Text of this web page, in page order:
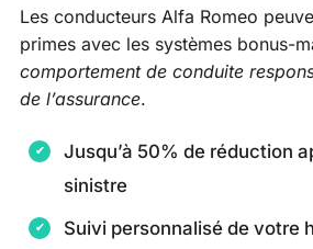
Les conducteurs Alfa Romeo
primes avec les systèmes bonus-
comportement de conduite
de l’assurance.
Jusqu’à 50% de réduction
sinistre
Suivi personnalisé de votre